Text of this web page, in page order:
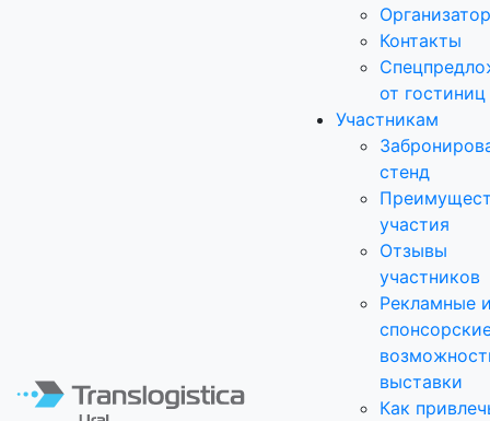
Контакты
от гостиниц
Участникам
стенд
участия
Отзывы
участников
Рекламные
выставки
Как